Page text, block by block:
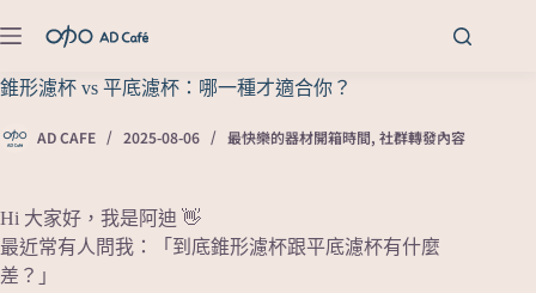
錐形濾杯 vs 平底濾杯：哪一種才適合你？
AD CAFE 2025-08-06 最快樂的器材開箱時間, 社群轉發內容
Hi 大家好，我是阿迪 👋
最近常有人問我：「到底錐形濾杯跟平底濾杯有什麼
差？」